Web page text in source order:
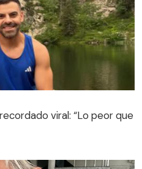
viral: “Lo peor que